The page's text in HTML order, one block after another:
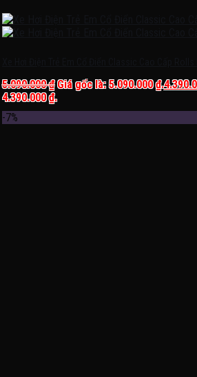
5.090.000₫ Giá gốc là: 5.090.000 ₫.
4.390.000 ₫.
-7%